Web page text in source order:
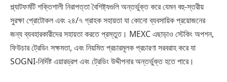
প্ল্যাটফর্মটি শক্তিশালী নিরাপত্তা বৈশিষ্ট্যগুলি অন্তর্ভুক্ত করে যেমন বহু-স্তরীয়
সুরক্ষা প্রোটোকল এবং ২৪/৭ গ্রাহক সহায়তা যা কোনো ব্যবসায়িক প্রয়োজনের
জন্য ব্যবহারকারীদের সহায়তা করতে প্রস্তুত। MEXC এছাড়াও স্টেকিং অপশন,
ফিউচার ট্রেডিং সক্ষমতা, এবং নিয়মিত প্রচারমূলক প্রচারণা সরবরাহ করে যা
SOGNI-নির্দিষ্ট এয়ারড্রপ এবং ট্রেডিং উদ্দীপনার অন্তর্ভুক্ত হতে পারে।